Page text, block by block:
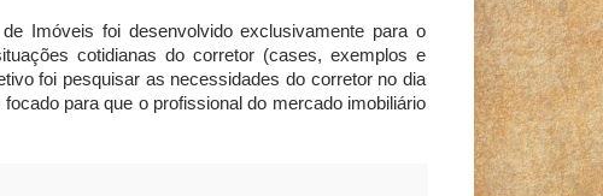
Imóveis foi desenvolvido exclusivamente para o
cotidianas do corretor (cases, exemplos e
foi pesquisar as necessidades do corretor no dia
para que o profissional do mercado imobiliário